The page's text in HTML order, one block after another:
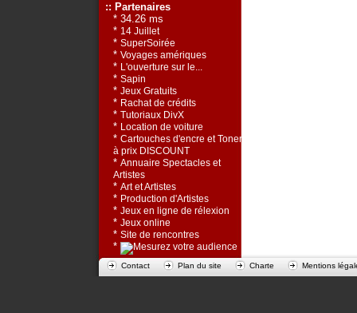
:: Partenaires
* 34.26 ms
* 14 Juillet
* SuperSoirée
* Voyages amériques
* L'ouverture sur le...
* Sapin
* Jeux Gratuits
* Rachat de crédits
* Tutoriaux DivX
* Location de voiture
* Cartouches d'encre et Toners
à prix DISCOUNT
* Annuaire Spectacles et
Artistes
* Art et Artistes
* Production d'Artistes
* Jeux en ligne de rélexion
* Jeux online
* Site de rencontres
*
Contact Plan du site Charte Mentions